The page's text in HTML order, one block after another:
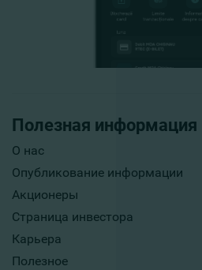
Полезная информация
О нас
Опубликование информации
Акционеры
Страница инвестора
Карьера
Полезное